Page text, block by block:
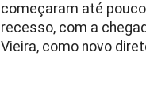
começaram até
recesso, com a
Vieira, como novo